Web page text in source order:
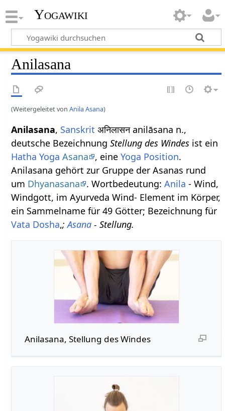
Yogawiki
Anilasana
(Weitergeleitet vonAnila Asana)
Anilasana, Sanskrit अनिलासन anilāsana n.,
deutsche BezeichnungStellung des Windes ist ein
Hatha Yoga Asana , eineYoga Position.
Anilasana gehört zur Gruppe der Asanas rund
um Dhyanasana . Wortbedeutung:Anila - Wind,
Windgott, im Ayurveda Wind- Element im Körper,
ein Sammelname für 49 Götter; Bezeichnung für
Vata Dosha,;Asana - Stellung.
Anilasana, Stellung des Windes